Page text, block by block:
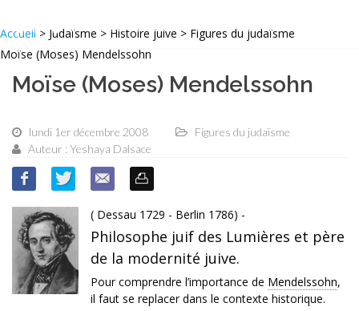
Accueil > Judaïsme > Histoire juive > Figures du judaïsme
Moïse (Moses) Mendelssohn
Moïse (Moses) Mendelssohn
lundi 1er décembre 2008
Figures du judaïsme
Auteur : Yeshaya Dalsace
( Dessau 1729 - Berlin 1786) -
Philosophe juif des Lumières et père
de la modernité juive.
Pour comprendre l’importance de Mendelssohn,
il faut se replacer dans le contexte historique.